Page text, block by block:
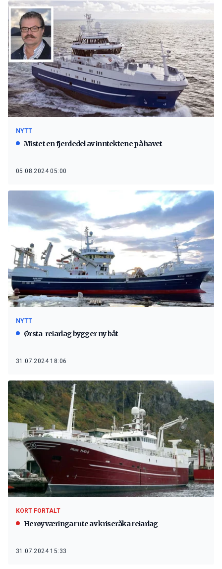
NYTT
Mistet en fjerdedel av inntektene på havet
05.08.2024 05:00
NYTT
Ørsta-reiarlag bygger ny båt
31.07.2024 18:06
KORT FORTALT
Herøyværingar ute av kriseråka reiarlag
31.07.2024 15:33